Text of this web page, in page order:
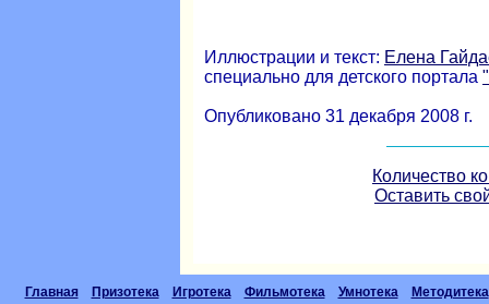
Иллюстрации и текст: Елена
специально для детского портала
Опубликовано 31 декабря 2008 г.
Количество
Оставить
Главная Призотека Игротека Фильмотека Умнотека
Методитека